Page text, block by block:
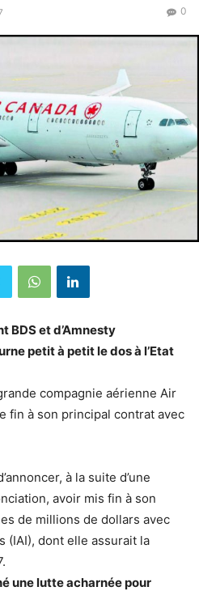
0
BDS et d’Amnesty
petit à petit le dos à l’Etat
compagnie aérienne Air
fin à son principal contrat avec
à la suite d’une
avoir mis fin à son
de millions de dollars avec
(IAI), dont elle assurait la
une lutte acharnée pour